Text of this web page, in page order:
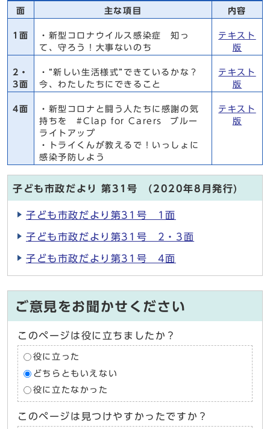
面 主な項目 内容
1面
・新型コロナウイルス感染症 知っ
て、守ろう！大事ないのち
テキスト
版
2・
3面
・“新しい生活様式”できているかな？
今、わたしたちにできること
テキスト
版
4面
・新型コロナと闘う人たちに感謝の気
持ちを #Clap for Carers ブルー
ライトアップ
・トライくんが教えるで！いっしょに
感染予防しよう
テキスト
版
子ども市政だより 第31号 (2020年8月発行)
子ども市政だより第31号 1面
子ども市政だより第31号 2・3面
子ども市政だより第31号 4面
ご意見をお聞かせください
このページは役に立ちましたか？
役に立った
どちらともいえない
役に立たなかった
このページは見つけやすかったですか？